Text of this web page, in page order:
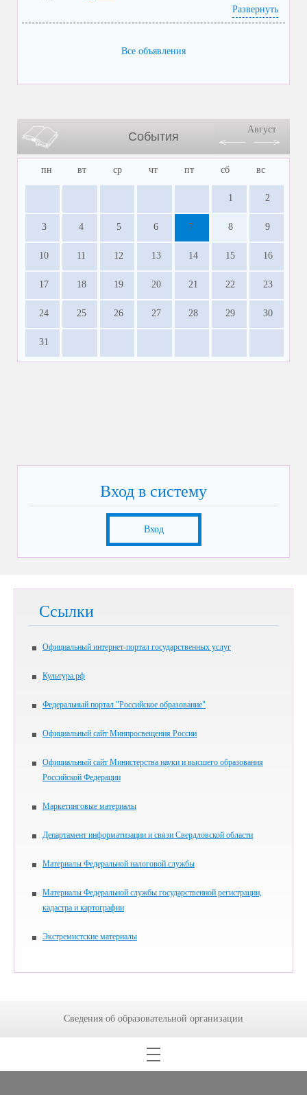
Развернуть
Все объявления
События
Август
пн вт ср чт пт сб вс
1 2
3 4 5 6 7 8 9
10 11 12 13 14 15 16
17 18 19 20 21 22 23
24 25 26 27 28 29 30
31
Вход в систему
Вход
Ссылки
Официальный интернет-портал государственных услуг
Культура.рф
Федеральный портал "Российское образование"
Официальный сайт Минпросвещения России
Официальный сайт Министерства науки и высшего образования
Российской Федерации
Маркетинговые материалы
Департамент информатизации и связи Свердловской области
Материалы Федеральной налоговой службы
Материалы Федеральной службы государственной регистрации,
кадастра и картографии
Экстремистские материалы
Сведения об образовательной организации